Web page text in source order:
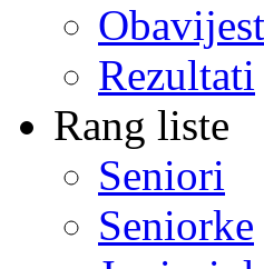
Rezultati
Rang liste
Seniori
Seniorke